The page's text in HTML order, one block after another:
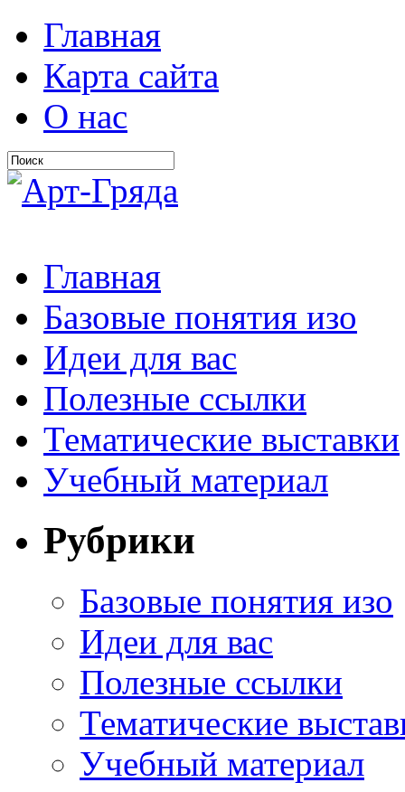
Главная
Карта сайта
О нас
Главная
Базовые понятия изо
Идеи для вас
Полезные ссылки
Тематические выставки
Учебный материал
Рубрики
Базовые понятия изо
Идеи для вас
Полезные ссылки
Тематические
Учебный материал